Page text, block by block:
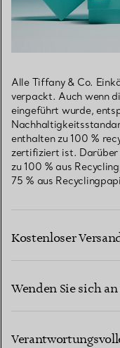
Alle Tiffany & Co.
verpackt. Auch wenn
eingeführt wurde,
enthalten zu 100 %
zertifiziert ist. Darüber
zu 100 % aus
75 % aus
Kostenloser
Wenden Sie sich